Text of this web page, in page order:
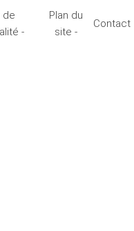
de
-
Plan du
site -
Contact